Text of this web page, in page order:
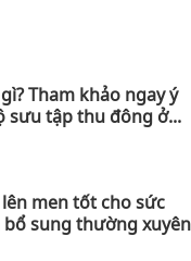
Tham khảo ngay ý
tập thu đông ở...
men tốt cho sức
sung thường xuyên